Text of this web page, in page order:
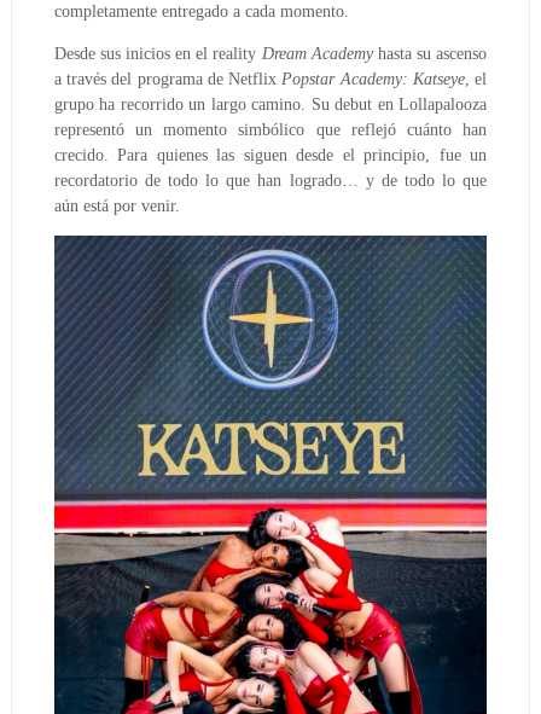
completamente entregado a cada momento.
Desde sus inicios en el reality Dream Academyhasta su ascenso
a través del programa de Netflix Popstar Academy: Katseye, el
grupo ha recorrido un largo camino. Su debut en Lollapalooza
representó un momento simbólico que reflejó cuánto han
crecido. Para quienes las siguen desde el principio, fue un
recordatorio de todo lo que han logrado… y de todo lo que
aún está por venir.